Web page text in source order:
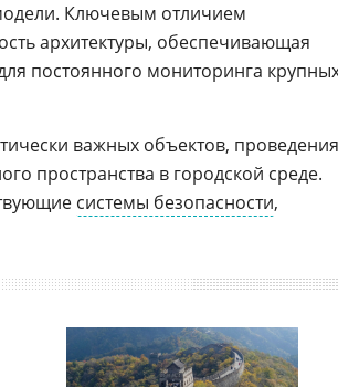
Ключевым отличием
архитектуры, обеспечивающая
постоянного мониторинга
важных объектов, проведения
пространства в городской среде.
системы безопасности,